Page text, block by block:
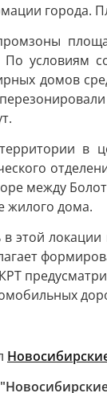
города.
По условиям
домов
в
между
жилого дома.
этой